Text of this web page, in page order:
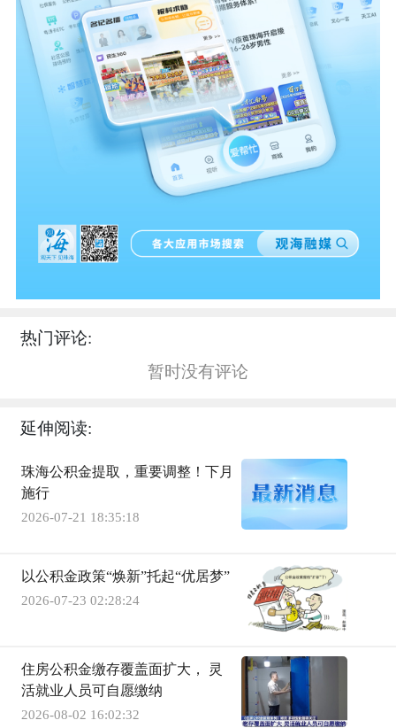
热门评论:
暂时没有评论
延伸阅读:
珠海公积金提取，重要调整！下月
施行
2026-07-21 18:35:18
以公积金政策“焕新”托起“优居梦”
2026-07-23 02:28:24
住房公积金缴存覆盖面扩大， 灵
活就业人员可自愿缴纳
2026-08-02 16:02:32